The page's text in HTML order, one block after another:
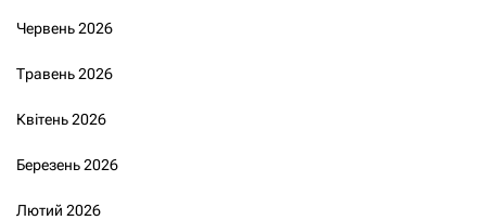
Червень 2026
Травень 2026
Квітень 2026
Березень 2026
Лютий 2026